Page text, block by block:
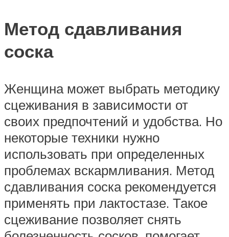
Метод сдавливания
соска
Женщина может выбрать методику
сцеживания в зависимости от
своих предпочтений и удобства. Но
некоторые техники нужно
использовать при определенных
проблемах вскармливания. Метод
сдавливания соска рекомендуется
применять при лактостазе. Такое
сцеживание позволяет снять